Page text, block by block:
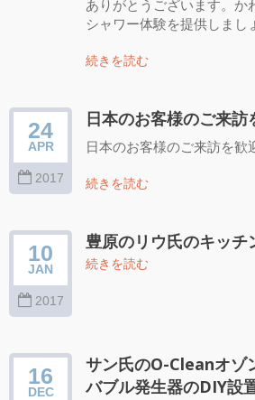
ありがとうございます。か
シャワー体験を提供しまし
続きを読む
24
APR
2017
日本のお客様のご来訪
日本のお客様のご来訪を歓
続きを読む
10
JAN
2017
豊原のリウ氏のキッチ
続きを読む
16
DEC
サン氏のO-Cleanオゾ
バブル発生器のDIY設